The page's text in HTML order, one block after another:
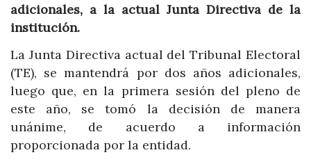
adicionales, a la actual Junta Directiva de la
institución.
La Junta Directiva actual del Tribunal Electoral
(TE), se mantendrá por dos años adicionales,
luego que, en la primera sesión del pleno de
este año, se tomó la decisión de manera
unánime, de acuerdo a información
proporcionada por la entidad.